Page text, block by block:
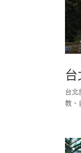
台北
教、